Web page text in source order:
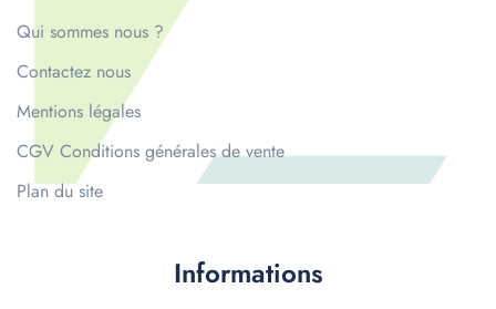
Qui sommes nous ?
Contactez nous
Mentions légales
CGV Conditions générales de vente
Plan du site
Informations